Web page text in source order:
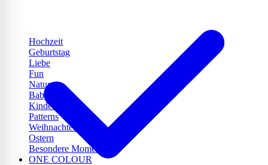
Hochzeit
Geburtstag
Liebe
Fun
Natur
Baby
Kinder
Patterns
Weihnachten
Ostern
Besondere Momente
ONE COLOUR